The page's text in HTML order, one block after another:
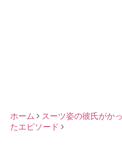
ホーム
スーツ姿の彼氏がか
たエピソード